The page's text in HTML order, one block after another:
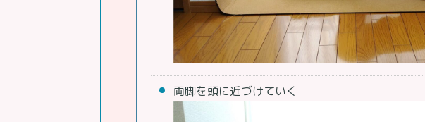
両脚を頭に近づけていく